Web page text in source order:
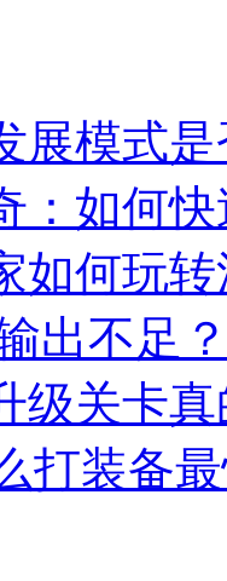
展模式
：如何
如何玩
出不足
级关卡
打装备